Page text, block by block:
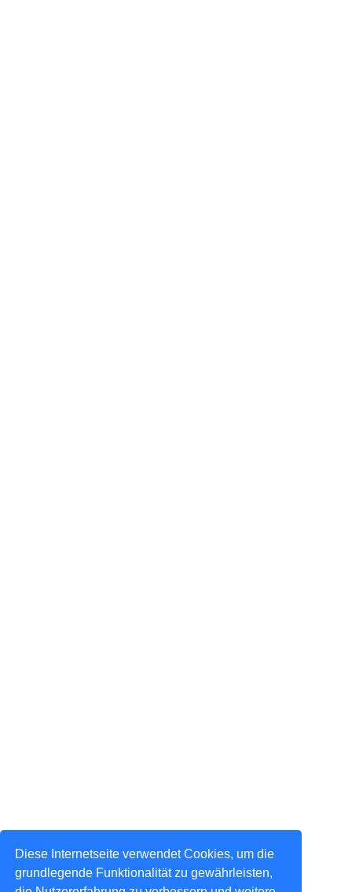
Diese Internetseite verwendet Cookies, um die
grundlegende Funktionalität zu gewährleisten,